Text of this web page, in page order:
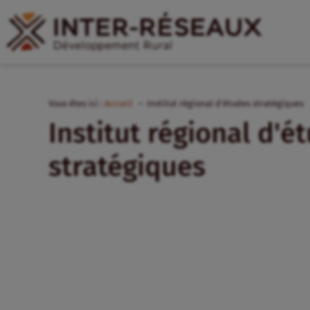
Vous êtes ici : Accueil Institut régional d'études stratégiques
Institut régional
stratégiques